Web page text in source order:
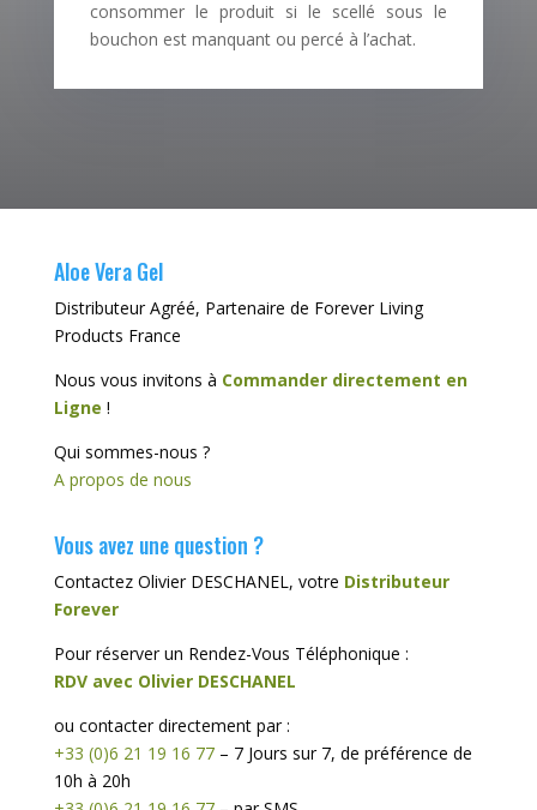
consommer le produit si le scellé sous le
bouchon est manquant ou percé à l’achat.
Aloe Vera Gel
Distributeur Agréé, Partenaire de Forever Living
Products France
Nous vous invitons à Commander directement en
Ligne !
Qui sommes-nous ?
A propos de nous
Vous avez une question ?
Contactez Olivier DESCHANEL, votre Distributeur
Forever
Pour réserver un Rendez-Vous Téléphonique :
RDV avec Olivier DESCHANEL
ou contacter directement par :
+33 (0)6 21 19 16 77– 7 Jours sur 7, de préférence de
10h à 20h